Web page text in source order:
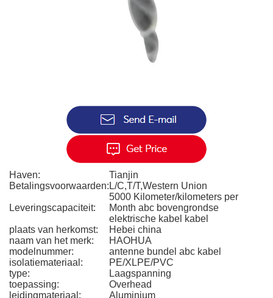
Haven:
Tianjin
Betalingsvoorwaarden: L/C,T/T,Western Union
Leveringscapaciteit:
5000 Kilometer/kilometers per
Month abc bovengrondse
elektrische kabel kabel
plaats van herkomst:
Hebei china
naam van het merk:
HAOHUA
modelnummer:
antenne bundel abc kabel
isolatiemateriaal:
PE/XLPE/PVC
type:
Laagspanning
toepassing:
Overhead
leidingmateriaal:
Aluminium